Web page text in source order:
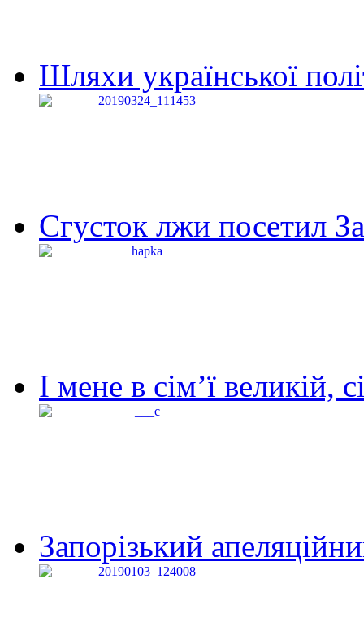
Шляхи української
Сгусток лжи посетил
І мене в сім’ї великій,
Запорізький